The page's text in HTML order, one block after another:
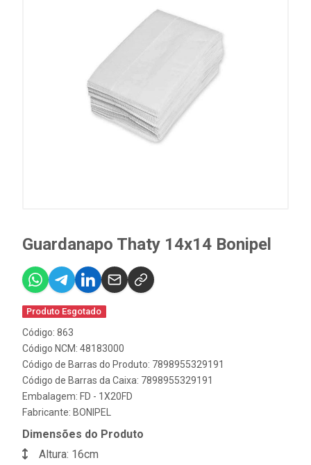
Guardanapo Thaty 14x14 Bonipel
Produto Esgotado
Código: 863
Código NCM: 48183000
Código de Barras do Produto: 7898955329191
Código de Barras da Caixa: 7898955329191
Embalagem: FD - 1X20FD
Fabricante: BONIPEL
Dimensões do Produto
Altura: 16cm